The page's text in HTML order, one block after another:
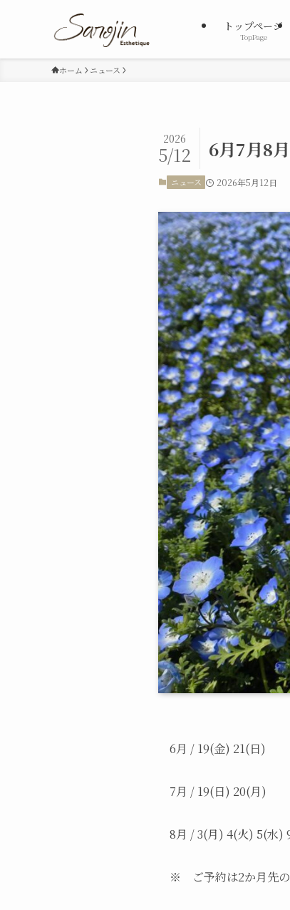
トップページ
TopPage
ホーム ニュース
6月7月8
2026
5/12
ニュース 2026年5月12日
6月 / 19(金) 21(日)
7月 / 19(日) 20(月)
8月 / 3(月) 4(火) 5(水)
※ ご予約は2か月先の